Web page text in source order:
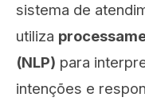
sistema de
utiliza
(NLP) para
intenções e